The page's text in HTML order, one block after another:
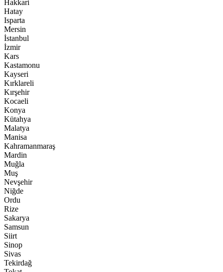
Hakkari
Hatay
Isparta
Mersin
İstanbul
İzmir
Kars
Kastamonu
Kayseri
Kırklareli
Kırşehir
Kocaeli
Konya
Kütahya
Malatya
Manisa
Kahramanmaraş
Mardin
Muğla
Muş
Nevşehir
Niğde
Ordu
Rize
Sakarya
Samsun
Siirt
Sinop
Sivas
Tekirdağ